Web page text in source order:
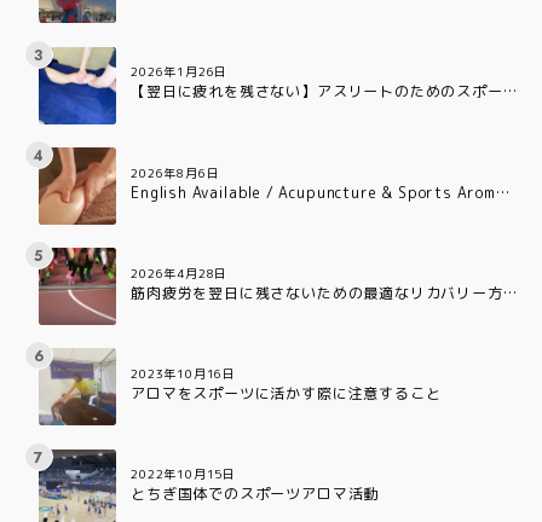
2026年1月26日
【翌日に疲れを残さない】アスリートのためのスポー
2026年8月6日
English Available / Acupuncture & Sports Aroma
2026年4月28日
筋肉疲労を翌日に残さないための最適なリカバリー方
2023年10月16日
アロマをスポーツに活かす際に注意すること
2022年10月15日
とちぎ国体でのスポーツアロマ活動